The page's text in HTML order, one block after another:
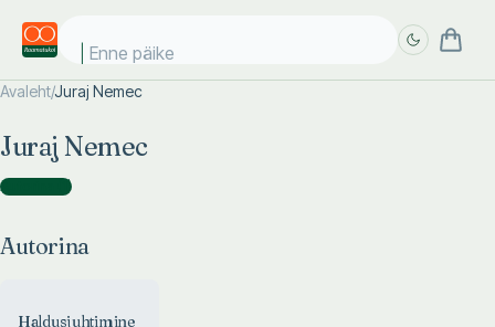
Enne päikes
Avaleht/Juraj Nemec
Juraj Nemec
Autorina )
Autorina
Haldusjuhtimine